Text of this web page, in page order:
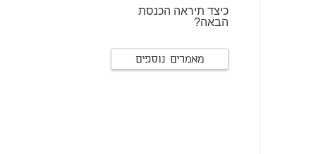
כיצד תיראה הכנסת
הבאה?
מאמרים נוספים